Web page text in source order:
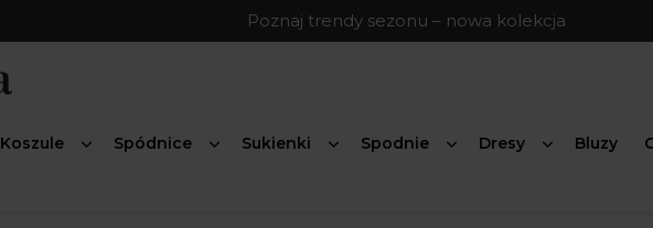
Poznaj trendy sezonu – nowa kolekcja
Koszule Spódnice Sukienki Spodnie Dresy Bluzy